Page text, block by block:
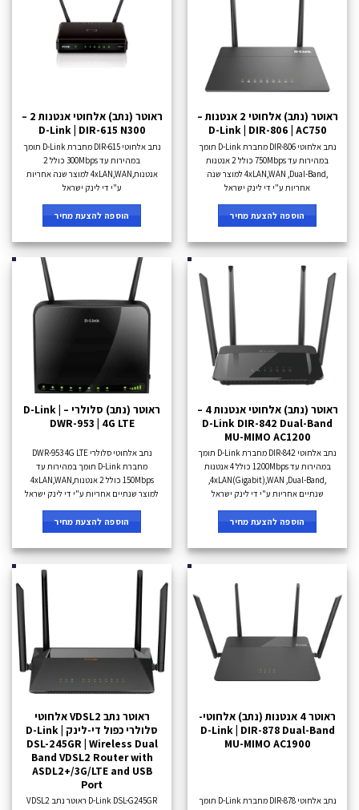
ראוטר (נתב) אלחוטי 2 אנטנות –
D-Link | DIR-806 | AC750
נתב אלחוטי DIR-806 מחברת D-Link תומך
במהירות עד 750Mbps כולל 2 אנטנות
,4xLAN,WAN ,Dual-Band למוצר שנה
אחריות ע"י די לינק ישראל
הוספה להצעת מחיר
ראוטר (נתב) אלחוטי אנטנות 2 –
D-Link | DIR-615 N300
נתב אלחוטי DIR-615 מחברת D-Link תומך
במהירות עד 300Mbps כולל 2
אנטנות,4xLAN,WAN למוצר שנה אחריות
ע"י די לינק ישראל
הוספה להצעת מחיר
ראוטר (נתב) אלחוטי אנטנות 4 –
D-Link DIR-842 Dual-Band
MU-MIMO AC1200
נתב אלחוטי DIR-842 מחברת D-Link תומך
במהירות עד 1200Mbps כולל 4 אנטנות
,4xLAN(Gigabit),WAN ,Dual-Band,
שנתיים אחריות ע"י די לינק ישראל
הוספה להצעת מחיר
ראוטר (נתב) סלולרי – D-Link |
DWR-953 | 4G LTE
נתב אלחוטי סלולרי DWR-953 4G LTE
מחברת D-Link תומך במהירות עד
150Mbps כולל 2 אנטנות,4xLAN,WAN
למוצר שנתיים אחריות ע"י די לינק ישראל
הוספה להצעת מחיר
ראוטר 4 אנטנות (נתב) אלחוטי-
D-Link | DIR-878 Dual-Band
MU-MIMO AC1900
נתב אלחוטי DIR-878 מחברת D-Link תומך
ראוטר נתב VDSL2 אלחוטי
סלולרי כפול די-לינק D-Link |
DSL-245GR | Wireless Dual
Band VDSL2 Router with
ASDL2+/3G/LTE and USB
Port
D-Link DSL-G245GR ראוטר נתב VDSL2